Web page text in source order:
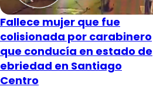
Fallece mujer que fue
colisionada por carabinero
que conducía en estado de
ebriedad en Santiago
Centro